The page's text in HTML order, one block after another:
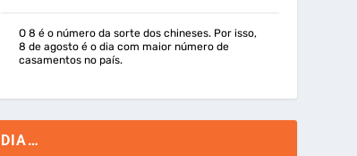
O 8 é o número da sorte dos chineses. Por isso,
8 de agosto é o dia com maior número de
casamentos no país.
DIA…